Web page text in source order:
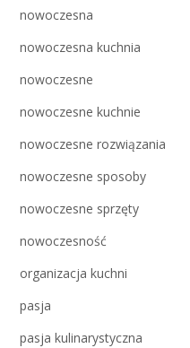
nowoczesna
nowoczesna kuchnia
nowoczesne
nowoczesne kuchnie
nowoczesne rozwiązania
nowoczesne sposoby
nowoczesne sprzęty
nowoczesność
organizacja kuchni
pasja
pasja kulinarystyczna